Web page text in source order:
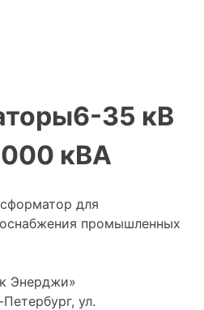
35 кВ
кВА
для
промышленных
Энерджи»
ул.